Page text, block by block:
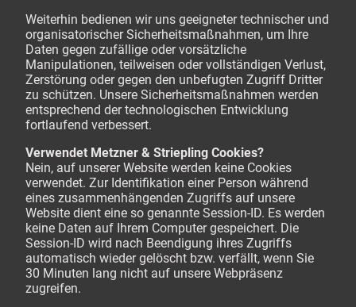
Weiterhin bedienen wir uns geeigneter technischer und
organisatorischer Sicherheitsmaßnahmen, um Ihre
Daten gegen zufällige oder vorsätzliche
Manipulationen, teilweisen oder vollständigen Verlust,
Zerstörung oder gegen den unbefugten Zugriff Dritter
zu schützen. Unsere Sicherheitsmaßnahmen werden
entsprechend der technologischen Entwicklung
fortlaufend verbessert.
Verwendet Metzner & Striepling Cookies?
Nein, auf unserer Website werden keine Cookies
verwendet. Zur Identifikation einer Person während
eines zusammenhängenden Zugriffs auf unsere
Website dient eine so genannte Session-ID. Es werden
keine Daten auf Ihrem Computer gespeichert. Die
Session-ID wird nach Beendigung ihres Zugriffs
automatisch wieder gelöscht bzw. verfällt, wenn Sie
30 Minuten lang nicht auf unsere Webpräsenz
zugreifen.